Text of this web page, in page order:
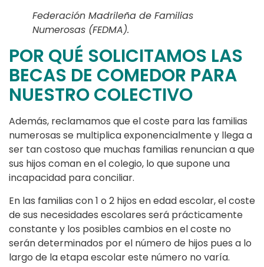
Federación Madrileña de Familias
Numerosas (FEDMA).
POR QUÉ SOLICITAMOS LAS
BECAS DE COMEDOR PARA
NUESTRO COLECTIVO
Además, reclamamos que el coste para las familias
numerosas se multiplica exponencialmente y llega a
ser tan costoso que muchas familias renuncian a que
sus hijos coman en el colegio, lo que supone una
incapacidad para conciliar.
En las familias con 1 o 2 hijos en edad escolar, el coste
de sus necesidades escolares será prácticamente
constante y los posibles cambios en el coste no
serán determinados por el número de hijos pues a lo
largo de la etapa escolar este número no varía.